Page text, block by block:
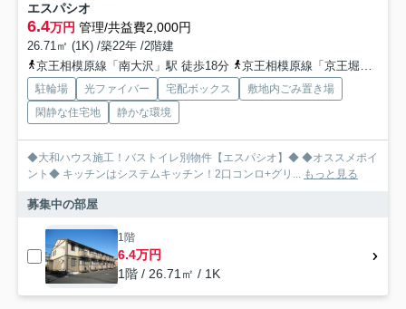
エスパシオ
6.4万円 管理/共益費2,000円
26.71㎡ (1K) /築22年 /2階建
京王相模原線「南大沢」駅 徒歩18分
京王相模原線「京王堀之内」駅 徒歩37分
駐輪場 光ファイバー 宅配ボックス
敷地内ごみ置き場
閑静な住宅地
静かな環境
◆大和ハウス施工！バストイレ別物件【エスパシオ】◆ ◆オススメポイ
ント◆ キッチンはシステムキッチン！2口コンロ+グリ... もっと見る
募集中の部屋
1階
6.4万円
1階 / 26.71㎡ / 1K